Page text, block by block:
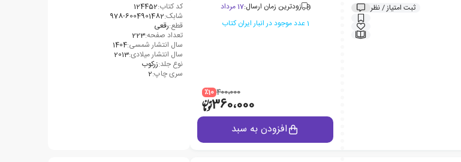
ثبت امتیاز / نظر زودترین زمان ارسال:17 مرداد
1 عدد موجود در انبار ایران کتاب
400،000 ٪10
360،000
افزودن به سبد
کد کتاب:124452
شابک:‫‭978-6004901482
قطع:رقعی
تعداد صفحه:223
سال انتشار شمسی:1404
سال انتشار میلادی:2013
نوع جلد:زرکوب
سری چاپ:2